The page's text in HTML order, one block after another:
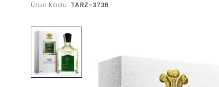
Ürün Kodu: TARZ-3736